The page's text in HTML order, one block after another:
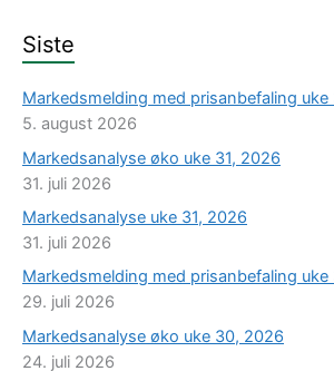
Siste
Markedsmelding med prisanbefaling
5. august 2026
Markedsanalyse øko uke 31, 2026
31. juli 2026
Markedsanalyse uke 31, 2026
31. juli 2026
Markedsmelding med prisanbefaling
29. juli 2026
Markedsanalyse øko uke 30, 2026
24. juli 2026